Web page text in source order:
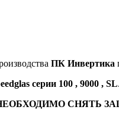
ПК Инвертика
серии 100 , 9000 , SL
СНЯТЬ